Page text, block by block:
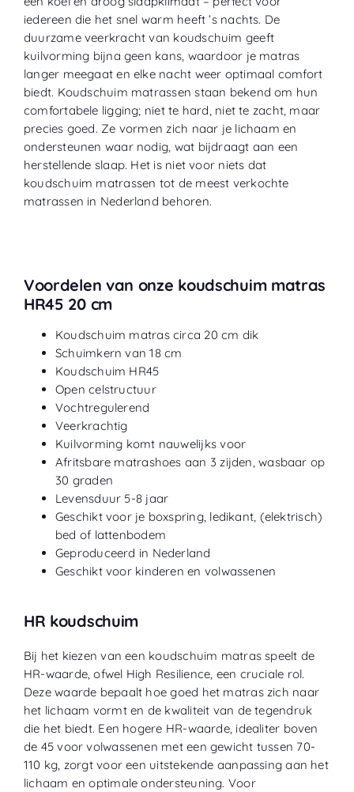
iedereen die het snel warm heeft ’s nachts. De
duurzame veerkracht van koudschuim geeft
kuilvorming bijna geen kans, waardoor je matras
langer meegaat en elke nacht weer optimaal comfort
biedt. Koudschuim matrassen staan bekend om hun
comfortabele ligging; niet te hard, niet te zacht, maar
precies goed. Ze vormen zich naar je lichaam en
ondersteunen waar nodig, wat bijdraagt aan een
herstellende slaap. Het is niet voor niets dat
koudschuim matrassen tot de meest verkochte
matrassen in Nederland behoren.
Voordelen van onze koudschuim matras
HR45 20 cm
Koudschuim matras circa 20 cm dik
Schuimkern van 18 cm
Koudschuim HR45
Open celstructuur
Vochtregulerend
Veerkrachtig
Kuilvorming komt nauwelijks voor
Afritsbare matrashoes aan 3 zijden, wasbaar op
30 graden
Levensduur 5-8 jaar
Geschikt voor je boxspring, ledikant, (elektrisch)
bed of lattenbodem
Geproduceerd in Nederland
Geschikt voor kinderen en volwassenen
HR koudschuim
Bij het kiezen van een koudschuim matras speelt de
HR-waarde, ofwel High Resilience, een cruciale rol.
Deze waarde bepaalt hoe goed het matras zich naar
het lichaam vormt en de kwaliteit van de tegendruk
die het biedt. Een hogere HR-waarde, idealiter boven
de 45 voor volwassenen met een gewicht tussen 70-
110 kg, zorgt voor een uitstekende aanpassing aan het
lichaam en optimale ondersteuning. Voor